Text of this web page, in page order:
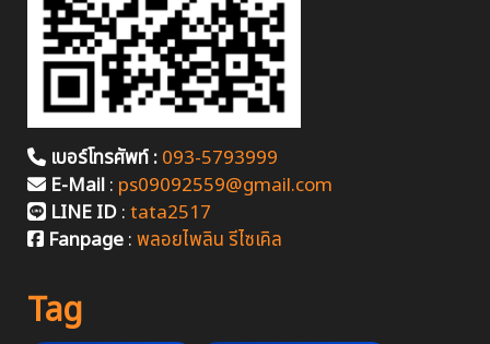
เบอร์โทรศัพท์ :093-5793999
E-Mail: ps09092559@gmail.com
LINE ID:tata2517
Fanpage:พลอยไพลิน รีไซเคิล
Tag